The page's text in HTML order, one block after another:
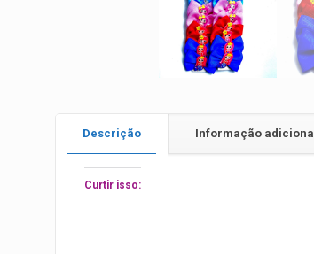
Descrição Informação adicional
Curtir isso: